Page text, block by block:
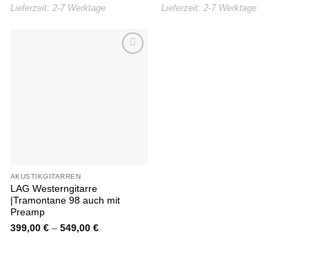
Lieferzeit: 2-7 Werktage
Lieferzeit: 2-7 Werktage
AKUSTIKGITARREN
LAG Westerngitarre
|Tramontane 98 auch mit
Preamp
399,00 €– 549,00 €